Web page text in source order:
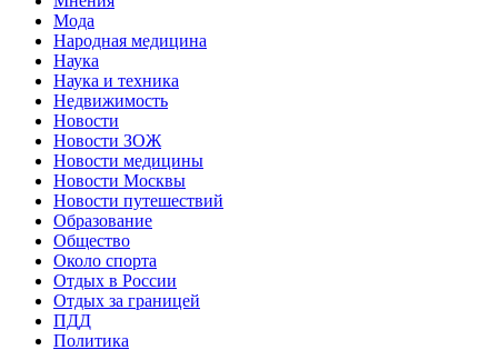
Мода
Народная медицина
Наука
Наука и техника
Недвижимость
Новости
Новости ЗОЖ
Новости медицины
Новости Москвы
Новости путешествий
Образование
Общество
Около спорта
Отдых в России
Отдых за границей
ПДД
Политика